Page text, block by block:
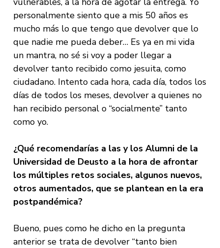
personalmente siento que a mis 50 años es
mucho más lo que tengo que devolver que lo
que nadie me pueda deber… Es ya en mi vida
un mantra, no sé si voy a poder llegar a
devolver tanto recibido como jesuita, como
ciudadano. Intento cada hora, cada día, todos los
días de todos los meses, devolver a quienes no
han recibido personal o “socialmente” tanto
como yo.
¿Qué recomendarías a las y los Alumni de la
Universidad de Deusto a la hora de afrontar
los múltiples retos sociales, algunos nuevos,
otros aumentados, que se plantean en la era
postpandémica?
Bueno, pues como he dicho en la pregunta
anterior se trata de devolver “tanto bien